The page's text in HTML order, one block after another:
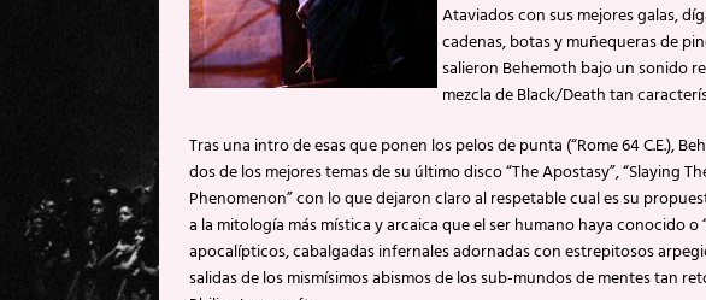
Ataviados con sus mejores galas,
cadenas, botas y muñequeras de
salieron Behemoth bajo un sonido
mezcla de Black/Death tan
Tras una intro de esas que ponen los pelos de punta (“Rome 64 C.E.),
dos de los mejores temas de su último disco “The Apostasy”, “Slaying
Phenomenon” con lo que dejaron claro al respetable cual es su
a la mitología más mística y arcaica que el ser humano haya conocido o
apocalípticos, cabalgadas infernales adornadas con estrepitosos
salidas de los mismísimos abismos de los sub-mundos de mentes tan